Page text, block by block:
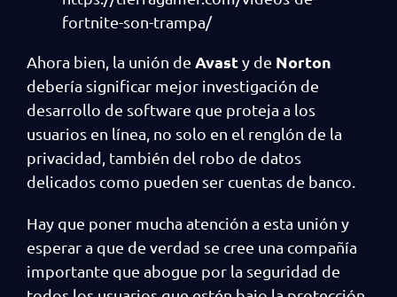
fortnite-son-trampa/
Ahora bien, la unión de Avasty de Norton
debería significar mejor investigación de
desarrollo de software que proteja a los
usuarios en línea, no solo en el renglón de la
privacidad, también del robo de datos
delicados como pueden ser cuentas de banco.
Hay que poner mucha atención a esta unión y
esperar a que de verdad se cree una compañía
importante que abogue por la seguridad de